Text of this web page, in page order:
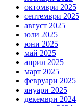
октомври 2025
септември 2025
август 2025
юли 2025
юни 2025
май 2025
април 2025
март 2025
февруари 2025
януари 2025
декември 2024